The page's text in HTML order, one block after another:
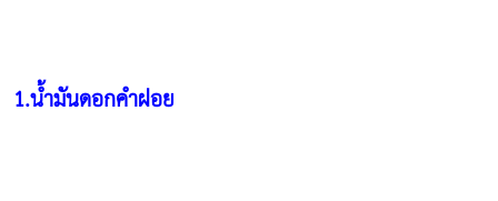
1.น้ำมันดอกคำฝอย